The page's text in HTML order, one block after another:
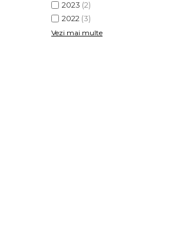
2023 (2)
2022 (3)
Vezi mai multe